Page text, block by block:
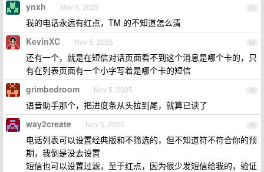
87
ynxh Nov 5, 2025
我的电话永远有红点，TM 的不知道怎么清
88
KevinXC Nov 5, 2025
还有一个，就是在短信对话页面看不到这个消息是哪个卡的，只
有在列表页面有一个小字写着是哪个卡的短信
89
grimbedroom Nov 5, 2025
语音助手那个，把进度条从头拉到尾，就算已读了
90
way2create Nov 5, 2025
电话列表可以设置经典版和不筛选的，但不知道符不符合你的预
期，我倒是没去设置
短信也可以设置过滤，至于红点，因为很少发短信给我的，验证